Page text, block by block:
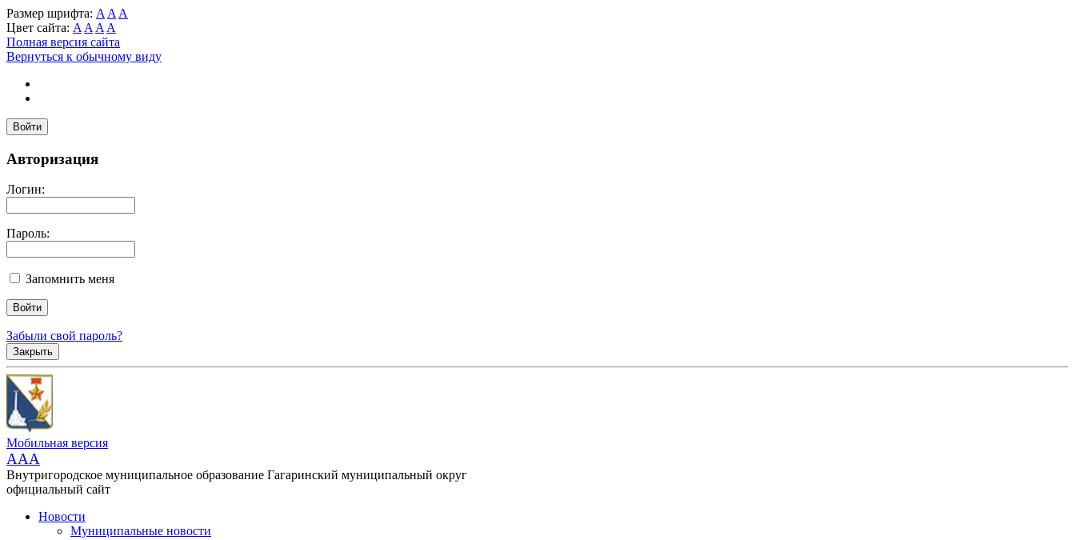
Размер шрифта: A A A
Цвет сайта: A A A A
Полная версия сайта
Вернуться к обычному виду
Войти
Авторизация
Логин:
Пароль:
Запомнить меня
Забыли свой пароль?
Закрыть
Мобильная версия
AAA
Внутригородское муниципальное образование Гагаринский муниципальный округ
официальный сайт
Новости
Муниципальные новости